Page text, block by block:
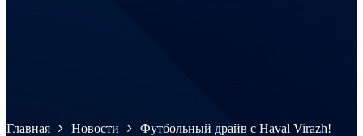
Главная Новости Футбольный драйв с Haval Virazh!